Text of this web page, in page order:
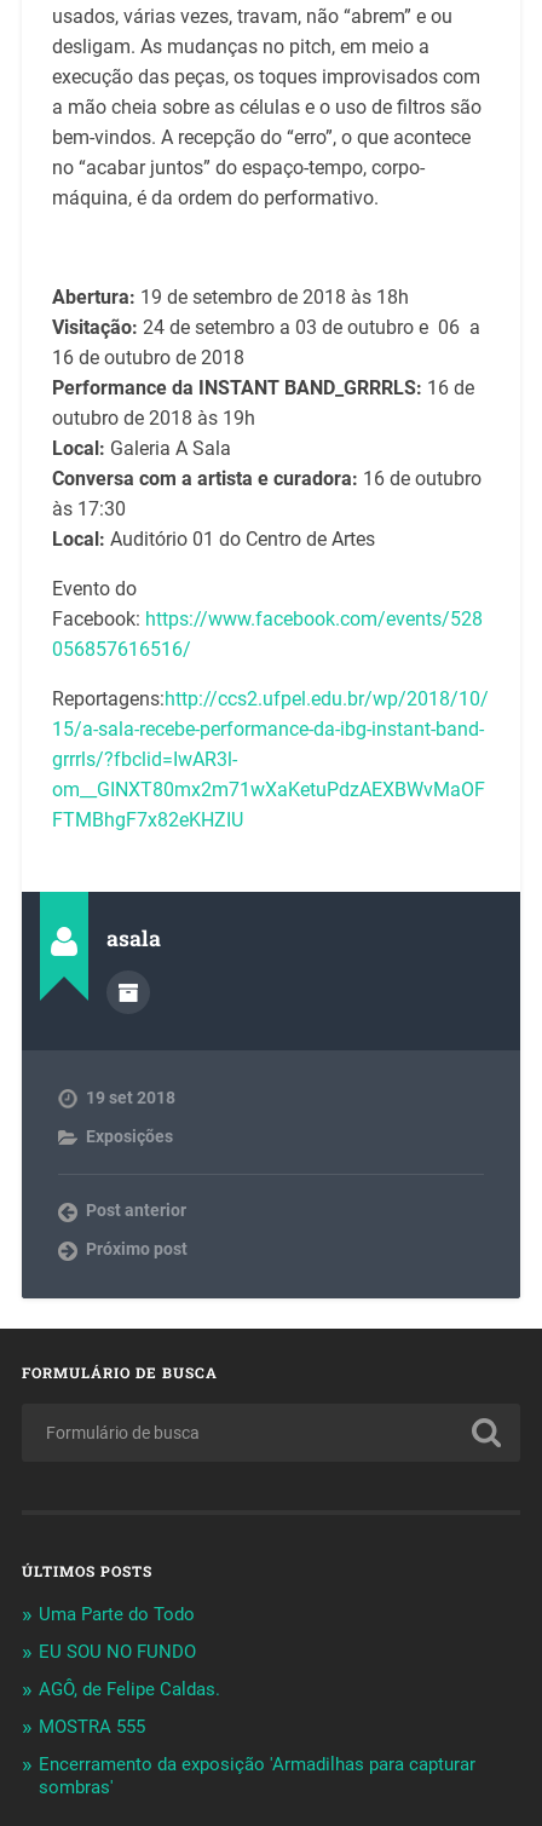
usados, várias vezes, travam, não “abrem” e ou
desligam. As mudanças no pitch, em meio a
execução das peças, os toques improvisados com
a mão cheia sobre as células e o uso de filtros são
bem-vindos. A recepção do “erro”, o que acontece
no “acabar juntos” do espaço-tempo, corpo-
máquina, é da ordem do performativo.
Abertura: 19 de setembro de 2018 às 18h
Visitação: 24 de setembro a 03 de outubro e 06 a
16 de outubro de 2018
Performance da INSTANT BAND_GRRRLS: 16 de
outubro de 2018 às 19h
Local: Galeria A Sala
Conversa com a artista e curadora: 16 de outubro
às 17:30
Local: Auditório 01 do Centro de Artes
Evento do
Facebook: https://www.facebook.com/events/528
056857616516/
Reportagens:http://ccs2.ufpel.edu.br/wp/2018/10/
15/a-sala-recebe-performance-da-ibg-instant-band-
grrrls/?fbclid=IwAR3l-
om__GINXT80mx2m71wXaKetuPdzAEXBWvMaOF
FTMBhgF7x82eKHZIU
asala
19 set 2018
Exposições
Post anterior
Próximo post
FORMULÁRIO DE BUSCA
ÚLTIMOS POSTS
Uma Parte do Todo
EU SOU NO FUNDO
AGÔ, de Felipe Caldas.
MOSTRA 555
Encerramento da exposição 'Armadilhas para capturar
sombras'